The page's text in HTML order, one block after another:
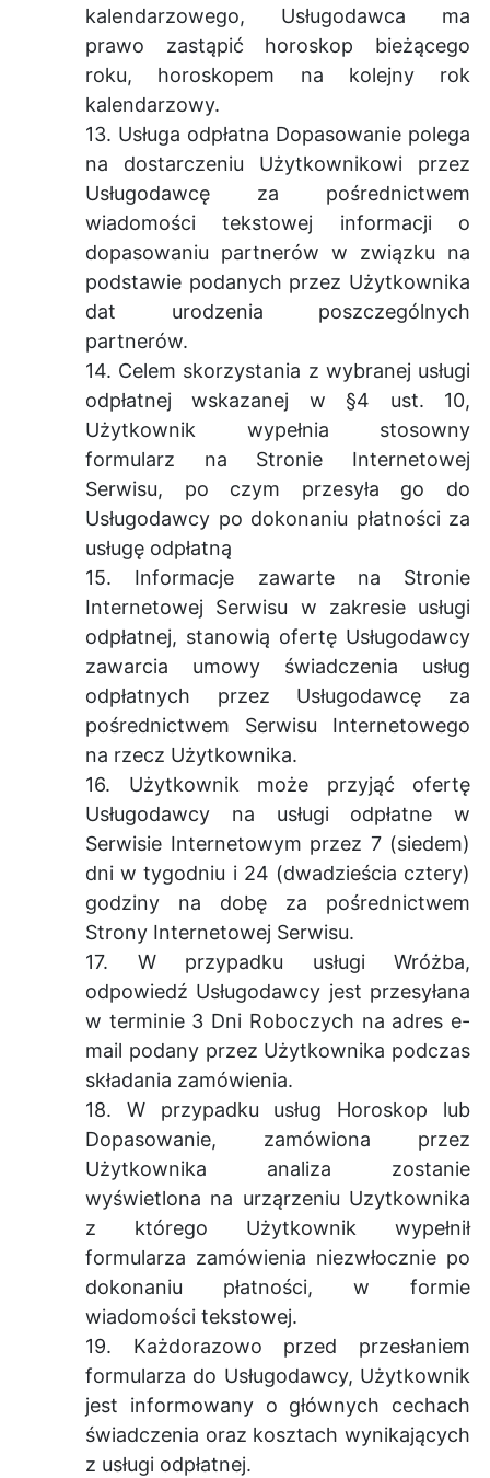
kalendarzowego, Usługodawca ma
prawo zastąpić horoskop bieżącego
roku, horoskopem na kolejny rok
kalendarzowy.
13. Usługa odpłatna Dopasowanie polega
na dostarczeniu Użytkownikowi przez
Usługodawcę za pośrednictwem
wiadomości tekstowej informacji o
dopasowaniu partnerów w związku na
podstawie podanych przez Użytkownika
dat urodzenia poszczególnych
partnerów.
14. Celem skorzystania z wybranej usługi
odpłatnej wskazanej w §4 ust. 10,
Użytkownik wypełnia stosowny
formularz na Stronie Internetowej
Serwisu, po czym przesyła go do
Usługodawcy po dokonaniu płatności za
usługę odpłatną
15. Informacje zawarte na Stronie
Internetowej Serwisu w zakresie usługi
odpłatnej, stanowią ofertę Usługodawcy
zawarcia umowy świadczenia usług
odpłatnych przez Usługodawcę za
pośrednictwem Serwisu Internetowego
na rzecz Użytkownika.
16. Użytkownik może przyjąć ofertę
Usługodawcy na usługi odpłatne w
Serwisie Internetowym przez 7 (siedem)
dni w tygodniu i 24 (dwadzieścia cztery)
godziny na dobę za pośrednictwem
Strony Internetowej Serwisu.
17. W przypadku usługi Wróżba,
odpowiedź Usługodawcy jest przesyłana
w terminie 3 Dni Roboczych na adres e-
mail podany przez Użytkownika podczas
składania zamówienia.
18. W przypadku usług Horoskop lub
Dopasowanie, zamówiona przez
Użytkownika analiza zostanie
wyświetlona na urząrzeniu Uzytkownika
z którego Użytkownik wypełnił
formularza zamówienia niezwłocznie po
dokonaniu płatności, w formie
wiadomości tekstowej.
19. Każdorazowo przed przesłaniem
formularza do Usługodawcy, Użytkownik
jest informowany o głównych cechach
świadczenia oraz kosztach wynikających
z usługi odpłatnej.